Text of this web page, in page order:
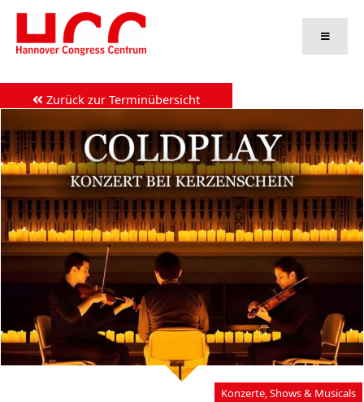
springen
Zurück zur Terminübersicht
Konzerte, Shows & Musicals